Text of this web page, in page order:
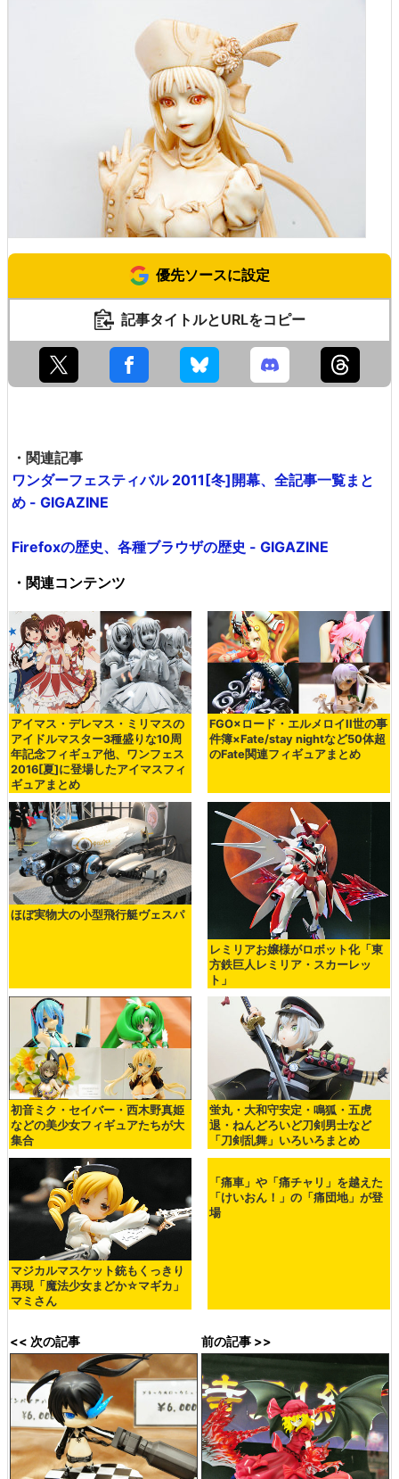
優先ソースに設定
記事タイトルとURLをコピー
・関連記事
ワンダーフェスティバル 2011[冬]開幕、全記事一覧まと
め - GIGAZINE
Firefoxの歴史、各種ブラウザの歴史 - GIGAZINE
・関連コンテンツ
アイマス・デレマス・ミリマスの
アイドルマスター3種盛りな10周
年記念フィギュア他、ワンフェス
2016[夏]に登場したアイマスフィ
ギュアまとめ
FGO×ロード・エルメロイII世の事
件簿×Fate/stay nightなど50体超
のFate関連フィギュアまとめ
ほぼ実物大の小型飛行艇ヴェスパ
レミリアお嬢様がロボット化「東
方鉄巨人レミリア・スカーレッ
ト」
初音ミク・セイバー・西木野真姫
などの美少女フィギュアたちが大
集合
蛍丸・大和守安定・鳴狐・五虎
退・ねんどろいど刀剣男士など
「刀剣乱舞」いろいろまとめ
マジカルマスケット銃もくっきり
再現「魔法少女まどか☆マギカ」
マミさん
「痛車」や「痛チャリ」を越えた
「けいおん！」の「痛団地」が登
場
<< 次の記事 前の記事 >>